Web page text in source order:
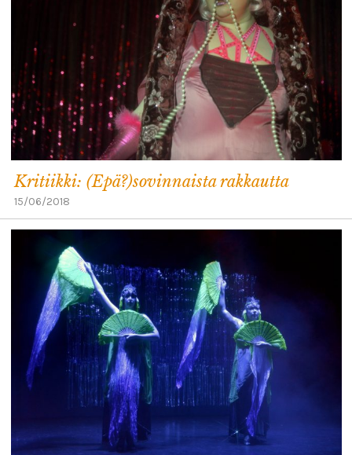
Kritiikki: (Epä?)sovinnaista rakkautta
15/06/2018